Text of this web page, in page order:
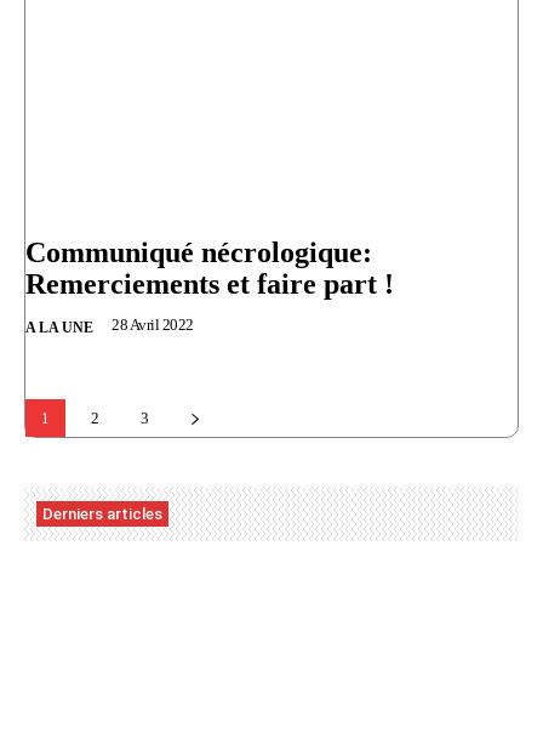
Communiqué nécrologique:
Remerciements et faire part !
A LA UNE 28 Avril 2022
1 2 3
Derniers articles